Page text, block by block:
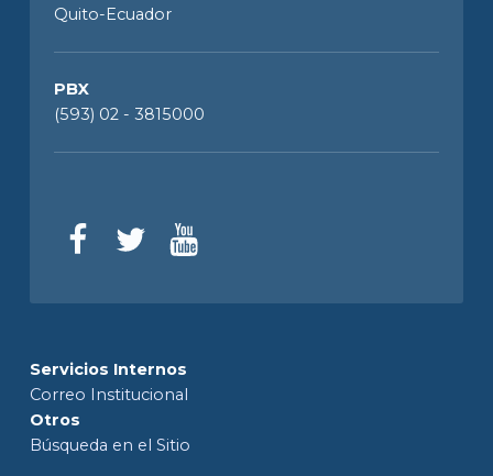
Quito-Ecuador
PBX
(593) 02 - 3815000
Servicios Internos
Correo Institucional
Otros
Búsqueda en el Sitio